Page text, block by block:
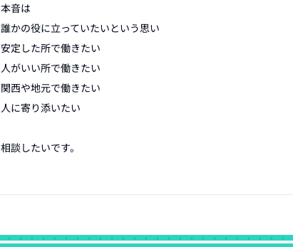
本音は
誰かの役に立っていたいという思い
安定した所で働きたい
人がいい所で働きたい
関西や地元で働きたい
人に寄り添いたい
相談したいです。